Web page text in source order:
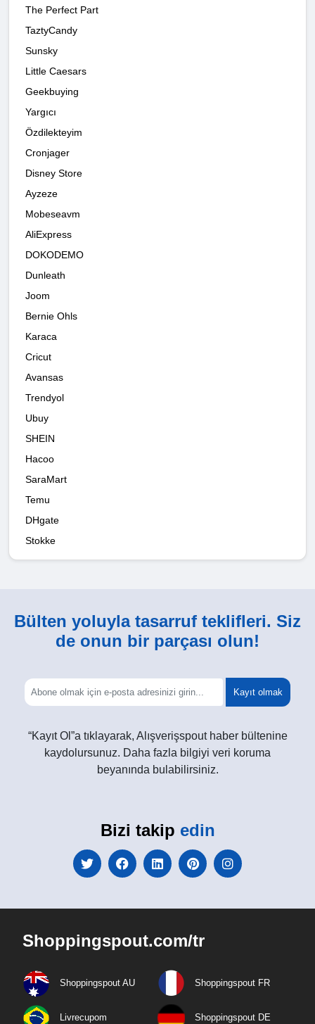
The Perfect Part
TaztyCandy
Sunsky
Little Caesars
Geekbuying
Yargıcı
Özdilekteyim
Cronjager
Disney Store
Ayzeze
Mobeseavm
AliExpress
DOKODEMO
Dunleath
Joom
Bernie Ohls
Karaca
Cricut
Avansas
Trendyol
Ubuy
SHEIN
Hacoo
SaraMart
Temu
DHgate
Stokke
Bülten yoluyla tasarruf teklifleri. Siz
de onun bir parçası olun!
Kayıt olmak
“Kayıt Ol”a tıklayarak, Alışverişspout haber bültenine
kaydolursunuz. Daha fazla bilgiyi veri koruma
beyanında bulabilirsiniz.
Bizi takip edin
Shoppingspout.com/tr
Shoppingspout AU Shoppingspout FR
Livrecupom Shoppingspout DE